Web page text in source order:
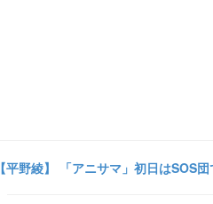
【平野綾】 「アニサマ」初日はSOS